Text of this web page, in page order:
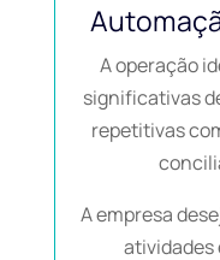
A operação
significativas
repetitivas
A empresa
atividades